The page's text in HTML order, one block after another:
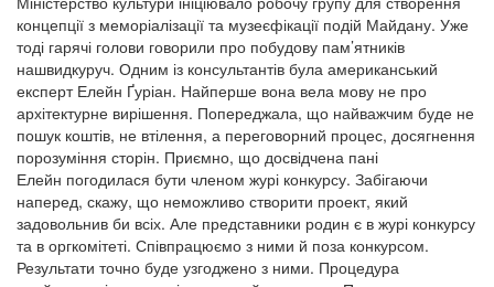
концепції з меморіалізації та музеєфікації подій Майдану. Уже
тоді гарячі голови говорили про побудову пам’ятників
нашвидкуруч. Одним із консультантів була американський
експерт Елейн Ґуріан. Найперше вона вела мову не про
архітектурне вирішення. Попереджала, що найважчим буде не
пошук коштів, не втілення, а переговорний процес, досягнення
порозуміння сторін. Приємно, що досвідчена пані
Елейн погодилася бути членом журі конкурсу. Забігаючи
наперед, скажу, що неможливо створити проект, який
задовольнив би всіх. Але представники родин є в журі конкурсу
та в оргкомітеті. Співпрацюємо з ними й поза конкурсом.
Результати точно буде узгоджено з ними. Процедура